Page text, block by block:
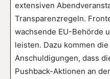
extensiven
Transparenzregeln.
wachsende EU-Behörde
leisten. Dazu kommen
Anschuldigungen, dass
Pushback-Aktionen an